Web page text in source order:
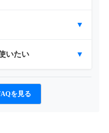
▼
いたい ▼
を見る